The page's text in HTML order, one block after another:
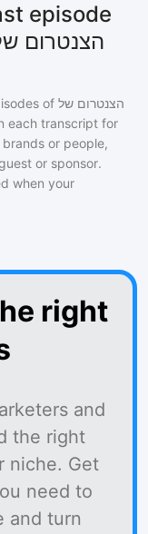
episode
of הצנטרום של
each transcript for
or people,
or sponsor.
when your
right
and
the right
niche. Get
need to
and turn